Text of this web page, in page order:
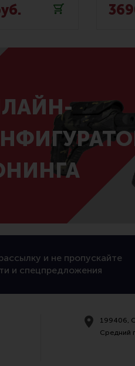
и не пропускайте
и спецпредложения
199406,
Средний